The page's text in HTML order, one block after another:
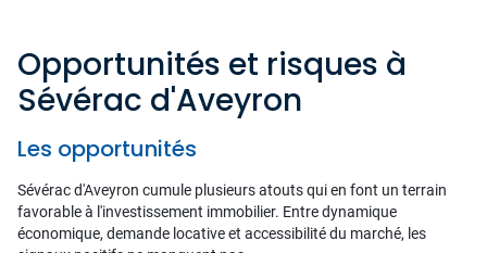
Opportunités et risques à
Sévérac d'Aveyron
Les opportunités
Sévérac d'Aveyron cumule plusieurs atouts qui en font un terrain
favorable à l'investissement immobilier. Entre dynamique
économique, demande locative et accessibilité du marché, les